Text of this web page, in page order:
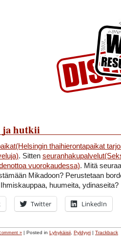
hutkii
thaihierontapaikat
. Sitten
vuorokaudessa). Mitä
Mikadoon? Perustetaan
huumeita, ydinaseita?
Twitter LinkedIn
» | Posted in Lyhykäisii, Pyldyyri | Trackback